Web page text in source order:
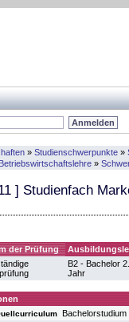
» Studienschwerpunkte »
»
] Studienfach
der Prüfung
B2 - Bachelor 2.
Jahr